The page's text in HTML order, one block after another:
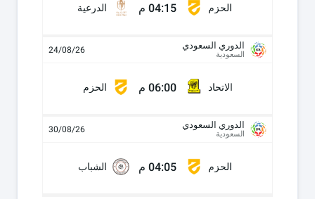
الحزم 04:15 م الدرعية
الدوري السعودي
السعودية 24/08/26
الاتحاد 06:00 م الحزم
الدوري السعودي
السعودية 30/08/26
الحزم 04:05 م الشباب